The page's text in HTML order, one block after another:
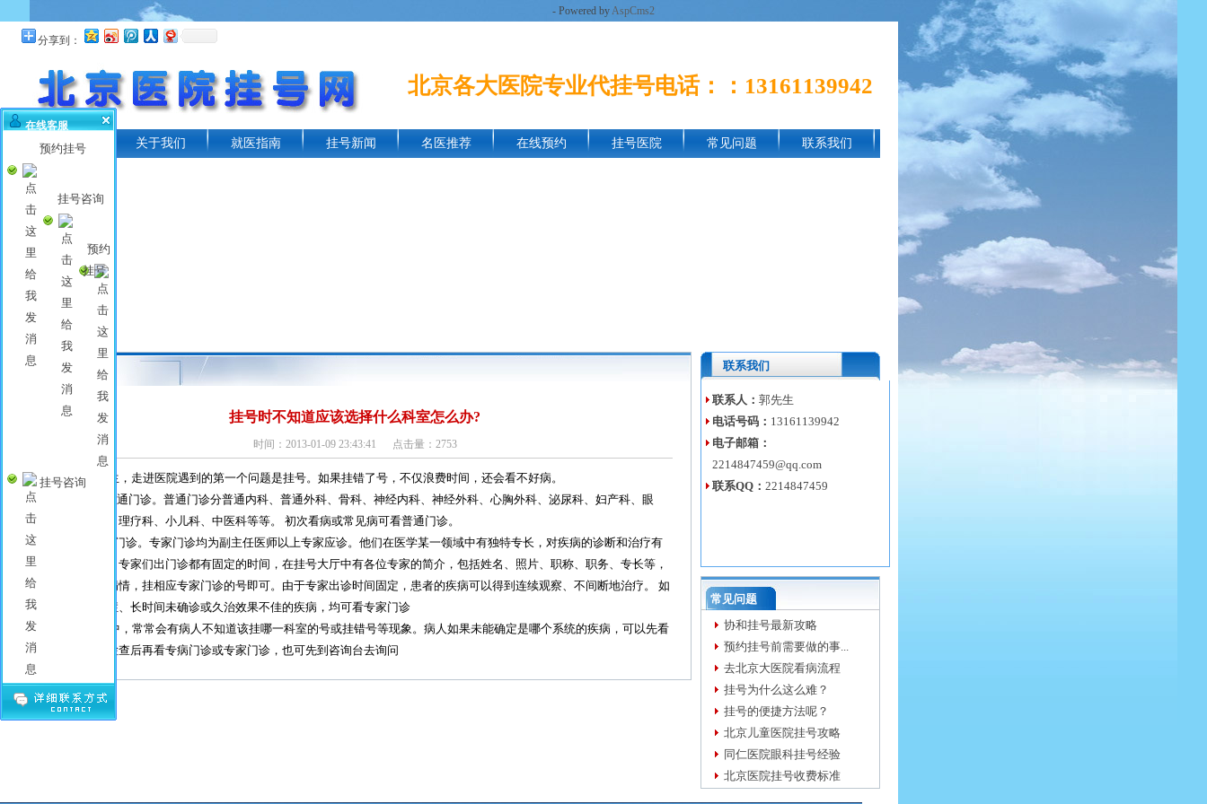
- Powered byAspCms2
分享到：
北京各大医院专业代挂号电话：：13161139942
首页 关于我们 就医指南 挂号新闻 名医推荐 在线预约 挂号医院 常见问题 联系我们
联系我们
联系人： 郭先生
电话号码： 13161139942
电子邮箱：
2214847459@qq.com
联系QQ： 2214847459
常见问题
协和挂号最新攻略
预约挂号前需要做的事...
去北京大医院看病流程
挂号为什么这么难？
挂号的便捷方法呢？
北京儿童医院挂号攻略
同仁医院眼科挂号经验
北京医院挂号收费标准
常见问题
挂号时不知道应该选择什么科室怎么办?
时间： 2013-01-09 23:43:41 点击量： 2753
有病看医生，走进医院遇到的第一个问题是挂号。如果挂错了号，不仅浪费时间，还会看不好病。
第一类为普通门诊。普通门诊分普通内科、普通外科、骨科、神经内科、神经外科、心胸外科、泌尿科、妇产科、眼
科、耳鼻喉科、理疗科、小儿科、中医科等等。 初次看病或常见病可看普通门诊。
第二类专家门诊。专家门诊均为副主任医师以上专家应诊。他们在医学某一领域中有独特专长，对疾病的诊断和治疗有
着丰富的经验。专家们出门诊都有固定的时间，在挂号大厅中有各位专家的简介，包括姓名、照片、职称、职务、专长等，
可根据自己的病情，挂相应专家门诊的号即可。由于专家出诊时间固定，患者的疾病可以得到连续观察、不间断地治疗。 如
果患了疑难病症、长时间未确诊或久治效果不佳的疾病，均可看专家门诊
在看病过程中，常常会有病人不知道该挂哪一科室的号或挂错号等现象。病人如果未能确定是哪个系统的疾病，可以先看
普通门诊，经检查后再看专病门诊或专家门诊，也可先到咨询台去询问
在线客服
预约挂号
挂号咨询
预约
挂号
挂号咨询